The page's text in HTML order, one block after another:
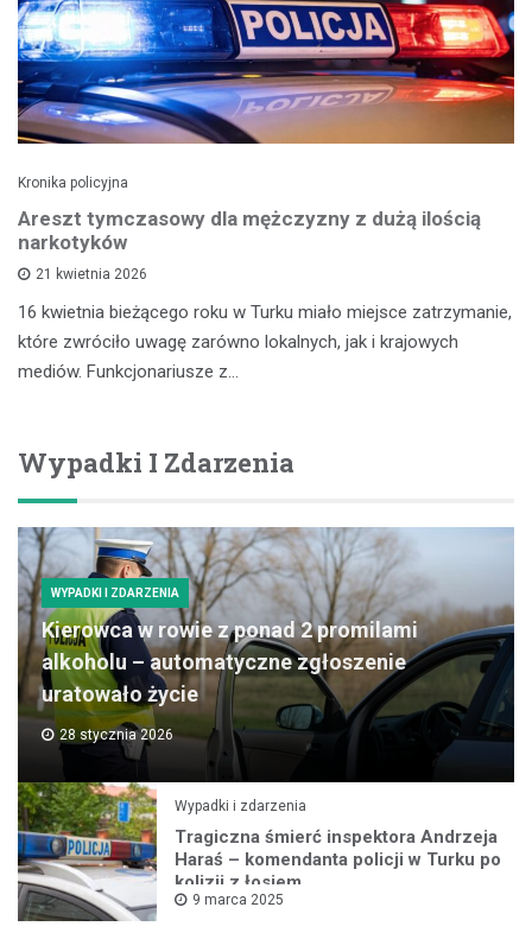
Kronika policyjna
Areszt tymczasowy dla mężczyzny z dużą ilością
narkotyków
21 kwietnia 2026
16 kwietnia bieżącego roku w Turku miało miejsce zatrzymanie,
które zwróciło uwagę zarówno lokalnych, jak i krajowych
mediów. Funkcjonariusze z…
Wypadki I Zdarzenia
WYPADKI I ZDARZENIA
Kierowca w rowie z ponad 2 promilami
alkoholu – automatyczne zgłoszenie
uratowało życie
28 stycznia 2026
Wypadki i zdarzenia
Tragiczna śmierć inspektora Andrzeja
Haraś – komendanta policji w Turku po
kolizji z łosiem
9 marca 2025